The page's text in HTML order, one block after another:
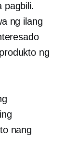
pagbili.
ng ilang
ng
nang